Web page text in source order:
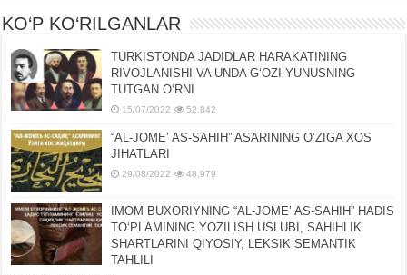
KO‘P KO‘RILGANLAR
TURKISTONDA JADIDLAR HARAKATINING
RIVOJLANISHI VA UNDA GʻOZI YUNUSNING
TUTGAN OʻRNI
15/07/2022 52,842
“AL-JOMEʼ AS-SAHIH” ASARINING OʻZIGA XOS
JIHATLARI
29/08/2022 48,979
IMOM BUXORIYNING “AL-JOMEʼ AS-SAHIH” HADIS
TOʻPLAMINING YOZILISH USLUBI, SAHIHLIK
SHARTLARINI QIYOSIY, LЕKSIK SЕMANTIK
TAHLILI